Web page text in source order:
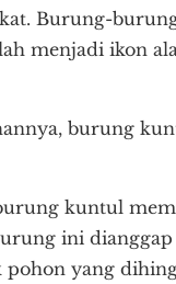
Burung-
menjadi ikon
burung
kuntul
ini
pohon yang